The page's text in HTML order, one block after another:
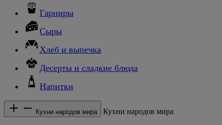
Гарниры
Сыры
Хлеб и выпечка
Десерты и сладкие блюда
Напитки
Кухни народов мира Кухни народов мира